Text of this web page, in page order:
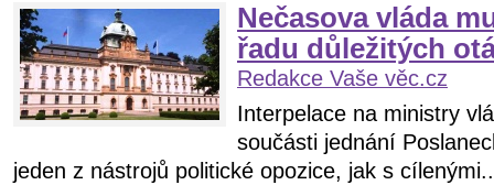
Nečasova vláda
řadu důležitých
Redakce Vaše věc.cz
Interpelace na ministry
součásti jednání
jeden z nástrojů politické opozice, jak s